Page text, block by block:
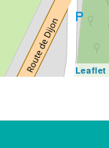
Leaflet